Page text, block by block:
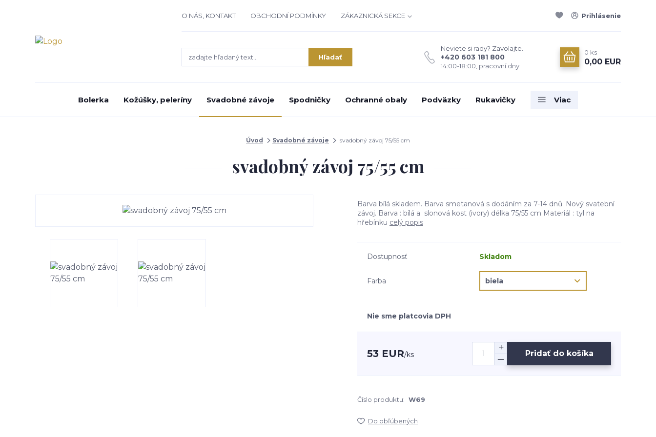
O NÁS, KONTAKT OBCHODNÍ PODMÍNKY ZÁKAZNICKÁ SEKCE Prihlásenie
Hľadať
Neviete si rady? Zavolajte.
+420 603 181 800
14:00-18:00, pracovní dny
0 ks
0,00 EUR
Bolerka Kožúšky, peleríny Svadobné závoje Spodničky Ochranné obaly Podväzky Rukavičky Viac
Úvod Svadobné závoje svadobný závoj 75/55 cm
svadobný závoj 75/55 cm
Barva bílá skladem. Barva smetanová s dodáním za 7-14 dnů. Nový svatební
závoj. Barva : bílá a slonová kost (ivory) délka 75/55 cm Materiál : tyl na
hřebínku celý popis
Dostupnosť Skladom
Farba
Nie sme platcovia DPH
53 EUR/ks Pridať do košíka
Číslo produktu: W69
Do obľúbených